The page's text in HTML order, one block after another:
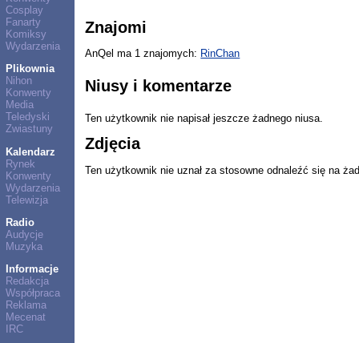
Cosplay
Fanarty
Komiksy
Wydarzenia
Plikownia
Nihon
Konwenty
Media
Teledyski
Zwiastuny
Kalendarz
Rynek
Konwenty
Wydarzenia
Telewizja
Radio
Audycje
Muzyka
Informacje
Redakcja
Współpraca
Reklama
Mecenat
IRC
Znajomi
AnQel ma 1 znajomych: RinChan
Niusy i komentarze
Ten użytkownik nie napisał jeszcze żadnego niusa.
Zdjęcia
Ten użytkownik nie uznał za stosowne odnaleźć się na